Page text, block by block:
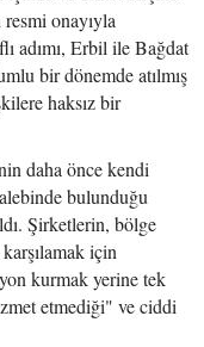
onayıyla
adımı, Erbil ile Bağdat
bir dönemde atılmış
haksız bir
daha önce kendi
bulunduğu
Şirketlerin, bölge
için
kurmak yerine tek
etmediği" ve ciddi